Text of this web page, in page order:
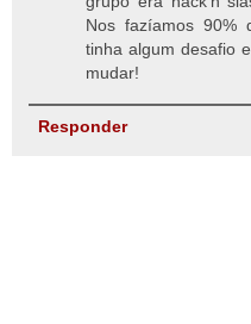
Nos fazíamos 90%
tinha algum desafio
mudar!
Responder